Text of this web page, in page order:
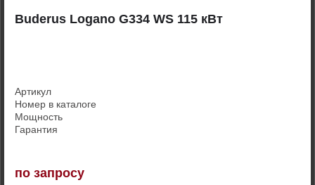
Buderus Logano G334 WS 115 кВт
Артикул
Номер в каталоге
Мощность
Гарантия
по запросу